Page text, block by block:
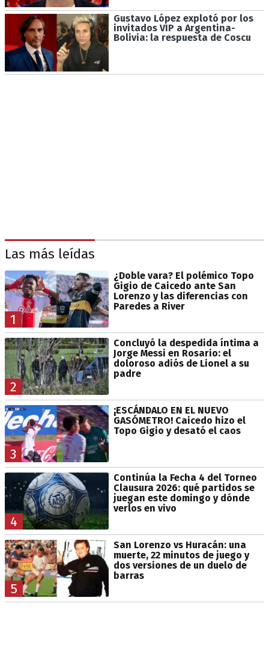
Gustavo López explotó por los
invitados VIP a Argentina-
Bolivia: la respuesta de Coscu
Las más leídas
1
¿Doble vara? El polémico Topo
Gigio de Caicedo ante San
Lorenzo y las diferencias con
Paredes a River
2
Concluyó la despedida íntima a
Jorge Messi en Rosario: el
doloroso adiós de Lionel a su
padre
3
¡ESCÁNDALO EN EL NUEVO
GASÓMETRO! Caicedo hizo el
Topo Gigio y desató el caos
4
Continúa la Fecha 4 del Torneo
Clausura 2026: qué partidos se
juegan este domingo y dónde
verlos en vivo
5
San Lorenzo vs Huracán: una
muerte, 22 minutos de juego y
dos versiones de un duelo de
barras